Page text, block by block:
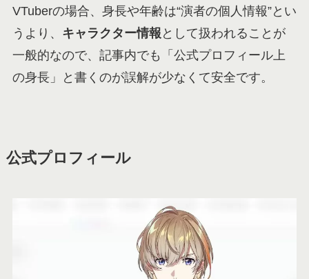
VTuberの場合、身長や年齢は“演者の個人情報”とい
うより、 キャラクター情報 として扱われることが
一般的なので、記事内でも「公式プロフィール上
の身長」と書くのが誤解が少なくて安全です。
公式プロフィール